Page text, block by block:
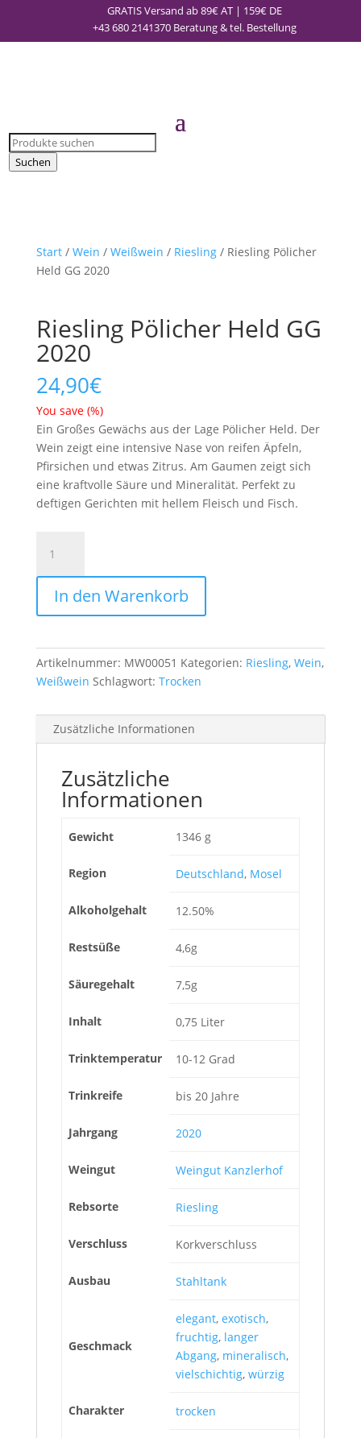
GRATIS Versand ab 89€ AT | 159€ DE
+43 680 2141370 Beratung & tel. Bestellung
Products
search
Suchen
Start/ Wein / Weißwein / Riesling/ Riesling Pölicher
Held GG 2020
Riesling Pölicher Held GG
2020
24,90€
You save (%)
Ein Großes Gewächs aus der Lage Pölicher Held. Der
Wein zeigt eine intensive Nase von reifen Äpfeln,
Pfirsichen und etwas Zitrus. Am Gaumen zeigt sich
eine kraftvolle Säure und Mineralität. Perfekt zu
deftigen Gerichten mit hellem Fleisch und Fisch.
Pölicher
Held
2020
In den Warenkorb
Artikelnummer: MW00051 Kategorien: Riesling, Wein,
Weißwein Schlagwort: Trocken
Zusätzliche Informationen
Zusätzliche
Informationen
Gewicht 1346 g
Region Deutschland, Mosel
Alkoholgehalt 12.50%
Restsüße 4,6g
Säuregehalt 7,5g
Inhalt 0,75 Liter
Trinktemperatur 10-12 Grad
Trinkreife bis 20 Jahre
Jahrgang 2020
Weingut Weingut Kanzlerhof
Rebsorte Riesling
Verschluss Korkverschluss
Ausbau Stahltank
Geschmack
elegant, exotisch,
fruchtig, langer
Abgang, mineralisch,
vielschichtig, würzig
Charakter trocken